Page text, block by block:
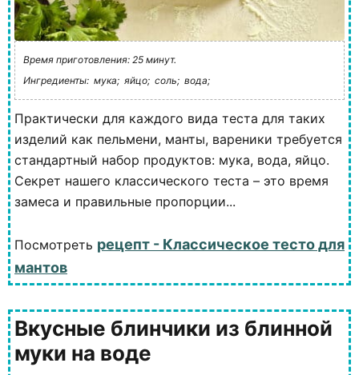
Время приготовления: 25 минут.
Ингредиенты: мука; яйцо; соль; вода;
Практически для каждого вида теста для таких
изделий как пельмени, манты, вареники требуется
стандартный набор продуктов: мука, вода, яйцо.
Секрет нашего классического теста – это время
замеса и правильные пропорции...
Посмотреть рецепт - Классическое тесто для
мантов
Вкусные блинчики из блинной
муки на воде